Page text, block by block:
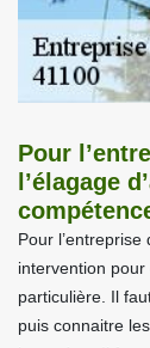
Pour
l’élagage
Pour
intervention
particulière. Il
puis connaitre